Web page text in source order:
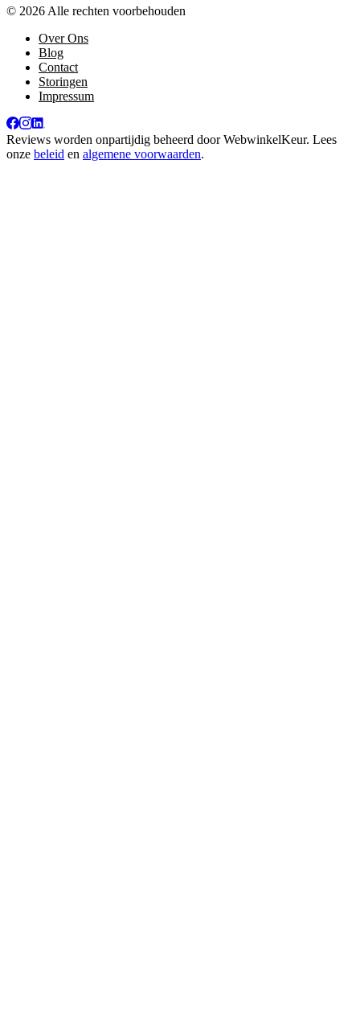
© 2026 Alle rechten voorbehouden
Over Ons
Blog
Contact
Storingen
Impressum
Reviews worden onpartijdig beheerd doorWebwinkelKeur. Lees
onze beleid en algemene voorwaarden.